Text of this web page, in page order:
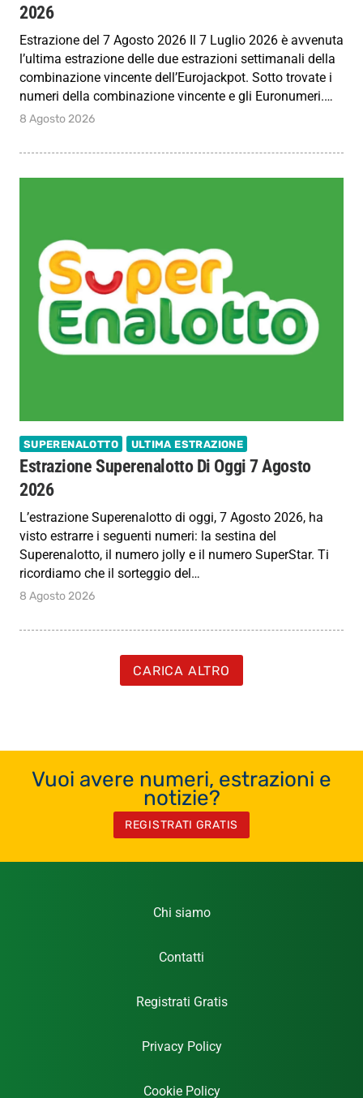
2026
Estrazione del 7 Agosto 2026 Il 7 Luglio 2026 è avvenuta
l’ultima estrazione delle due estrazioni settimanali della
combinazione vincente dell’Eurojackpot. Sotto trovate i
numeri della combinazione vincente e gli Euronumeri.…
8 Agosto 2026
SUPERENALOTTO ULTIMA ESTRAZIONE
Estrazione Superenalotto Di Oggi 7 Agosto
2026
L’estrazione Superenalotto di oggi, 7 Agosto 2026, ha
visto estrarre i seguenti numeri: la sestina del
Superenalotto, il numero jolly e il numero SuperStar. Ti
ricordiamo che il sorteggio del…
8 Agosto 2026
CARICA ALTRO
Vuoi avere numeri, estrazioni e
notizie?
REGISTRATI GRATIS
Chi siamo
Contatti
Registrati Gratis
Privacy Policy
Cookie Policy